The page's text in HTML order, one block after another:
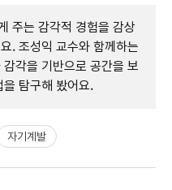
주는 감각적 경험을 감상
. 조성익 교수와 함께하는
각을 기반으로 공간을 보
을 탐구해 봤어요.
자기계발